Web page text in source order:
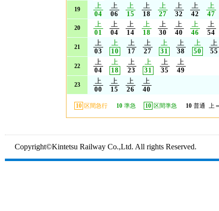
19
上
04
上
06
上
15
上
18
上
27
上
32
上
42
上
47
20
上
01
上
04
上
14
上
18
上
30
上
40
上
46
上
54
21
上
03
上
10
上
17
上
27
上
31
上
38
上
50
上
55
22
上
04
上
18
上
23
上
31
上
35
上
49
23
上
00
上
15
上
26
上
40
10 区間急行 10 準急 10 区間準急 10 普通 上